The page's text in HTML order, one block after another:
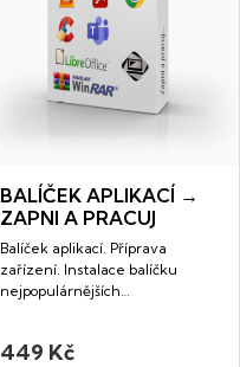
BALÍČEK APLIKACÍ →
ZAPNI A PRACUJ
Balíček aplikací. Příprava
zařízení. Instalace balíčku
nejpopulárnějších
449 Kč